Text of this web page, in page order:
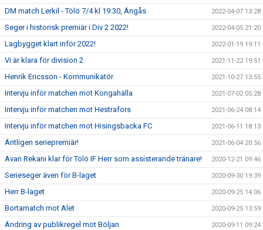
DM match Lerkil - Tölö 7/4 kl 19:30, Ängås 2022-04-07 13:28
Seger i historisk premiär i Div 2 2022! 2022-04-05 21:20
Lagbygget klart inför 2022! 2022-01-19 19:11
Vi är klara för division 2 2021-11-22 19:51
Henrik Ericsson - Kommunikatör 2021-10-27 13:55
Intervju inför matchen mot Kongahälla 2021-07-02 05:28
Intervju inför matchen mot Hestrafors 2021-06-24 08:14
Intervju inför matchen mot Hisingsbacka FC 2021-06-11 18:13
Äntligen seriepremiär! 2021-06-04 20:56
Avan Rekani klar för Tölö IF Herr som assisterande tränare! 2020-12-21 09:46
Serieseger även för B-laget 2020-09-30 19:39
Herr B-laget 2020-09-25 14:06
Bortamatch mot Alet 2020-09-25 13:59
Ändring av publikregel mot Böljan 2020-09-11 09:24